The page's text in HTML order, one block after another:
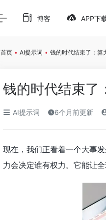
博客 APP下
首页 • AI提示词 • 钱的时代结束了：算
钱的时代结束了
AI提示词 6个月前更新
现在，我们正看着一个大事
力会决定谁有权力。它能让